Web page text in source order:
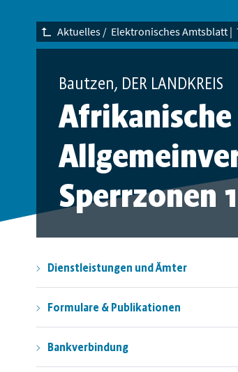
Aktuelles / Elektronisches Amtsblatt |
Bautzen, DER LANDKREIS
Sperrzonen
Dienstleistungen und Ämter
Formulare & Publikationen
Bankverbindung